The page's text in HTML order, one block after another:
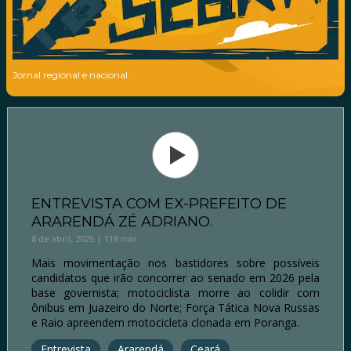
Jornal regional e nacional.
ENTREVISTA COM EX-PREFEITO DE
ARARENDÁ ZÉ ADRIANO.
8 de abril, 2025 | 118 min
Mais movimentação nos bastidores sobre possíveis
candidatos que irão concorrer ao senado em 2026 pela
base governista; motociclista morre ao colidir com
ônibus em Juazeiro do Norte; Força Tática Nova Russas
e Raio apreendem motocicleta clonada em Poranga.